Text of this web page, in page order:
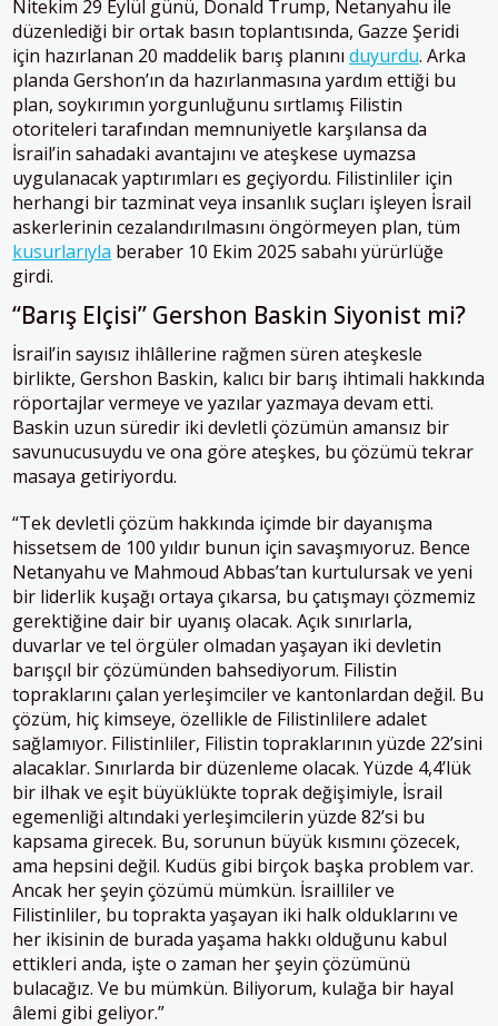
Nitekim 29 Eylül günü, Donald Trump, Netanyahu ile
düzenlediği bir ortak basın toplantısında, Gazze Şeridi
için hazırlanan 20 maddelik barış planını duyurdu. Arka
planda Gershon’ın da hazırlanmasına yardım ettiği bu
plan, soykırımın yorgunluğunu sırtlamış Filistin
otoriteleri tarafından memnuniyetle karşılansa da
İsrail’in sahadaki avantajını ve ateşkese uymazsa
uygulanacak yaptırımları es geçiyordu. Filistinliler için
herhangi bir tazminat veya insanlık suçları işleyen İsrail
askerlerinin cezalandırılmasını öngörmeyen plan, tüm
kusurlarıyla beraber 10 Ekim 2025 sabahı yürürlüğe
girdi.
“Barış Elçisi” Gershon Baskin Siyonist mi?
İsrail’in sayısız ihlâllerine rağmen süren ateşkesle
birlikte, Gershon Baskin, kalıcı bir barış ihtimali hakkında
röportajlar vermeye ve yazılar yazmaya devam etti.
Baskin uzun süredir iki devletli çözümün amansız bir
savunucusuydu ve ona göre ateşkes, bu çözümü tekrar
masaya getiriyordu.
“Tek devletli çözüm hakkında içimde bir dayanışma
hissetsem de 100 yıldır bunun için savaşmıyoruz. Bence
Netanyahu ve Mahmoud Abbas’tan kurtulursak ve yeni
bir liderlik kuşağı ortaya çıkarsa, bu çatışmayı çözmemiz
gerektiğine dair bir uyanış olacak. Açık sınırlarla,
duvarlar ve tel örgüler olmadan yaşayan iki devletin
barışçıl bir çözümünden bahsediyorum. Filistin
topraklarını çalan yerleşimciler ve kantonlardan değil. Bu
çözüm, hiç kimseye, özellikle de Filistinlilere adalet
sağlamıyor. Filistinliler, Filistin topraklarının yüzde 22’sini
alacaklar. Sınırlarda bir düzenleme olacak. Yüzde 4,4’lük
bir ilhak ve eşit büyüklükte toprak değişimiyle, İsrail
egemenliği altındaki yerleşimcilerin yüzde 82’si bu
kapsama girecek. Bu, sorunun büyük kısmını çözecek,
ama hepsini değil. Kudüs gibi birçok başka problem var.
Ancak her şeyin çözümü mümkün. İsrailliler ve
Filistinliler, bu toprakta yaşayan iki halk olduklarını ve
her ikisinin de burada yaşama hakkı olduğunu kabul
ettikleri anda, işte o zaman her şeyin çözümünü
bulacağız. Ve bu mümkün. Biliyorum, kulağa bir hayal
âlemi gibi geliyor.”